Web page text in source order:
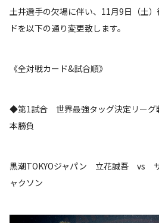
土井選手の欠場に伴い、11月9日（土
ドを以下の通り変更致します。
《全対戦カード&試合順》
◆第1試合 世界最強タッグ決定リーグ
本勝負
黒潮TOKYOジャパン 立花誠吾 vs
ャクソン